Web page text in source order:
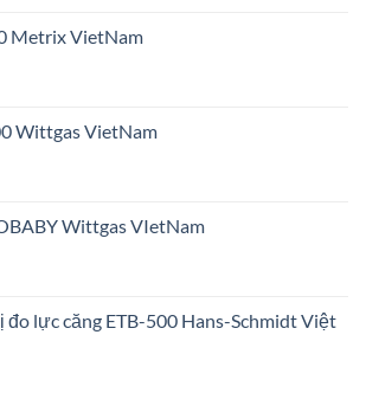
Metrix VietNam
Wittgas VietNam
Wittgas VIetNam
đo lực căng ETB-500 Hans-Schmidt Việt